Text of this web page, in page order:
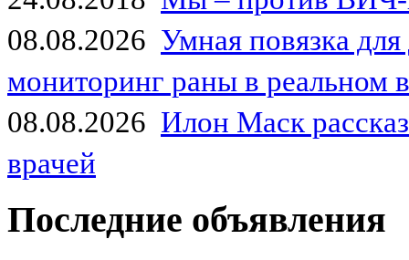
08.08.2026 Умная повязка
мониторинг раны в реальном
08.08.2026 Илон Маск
врачей
Последние объявления